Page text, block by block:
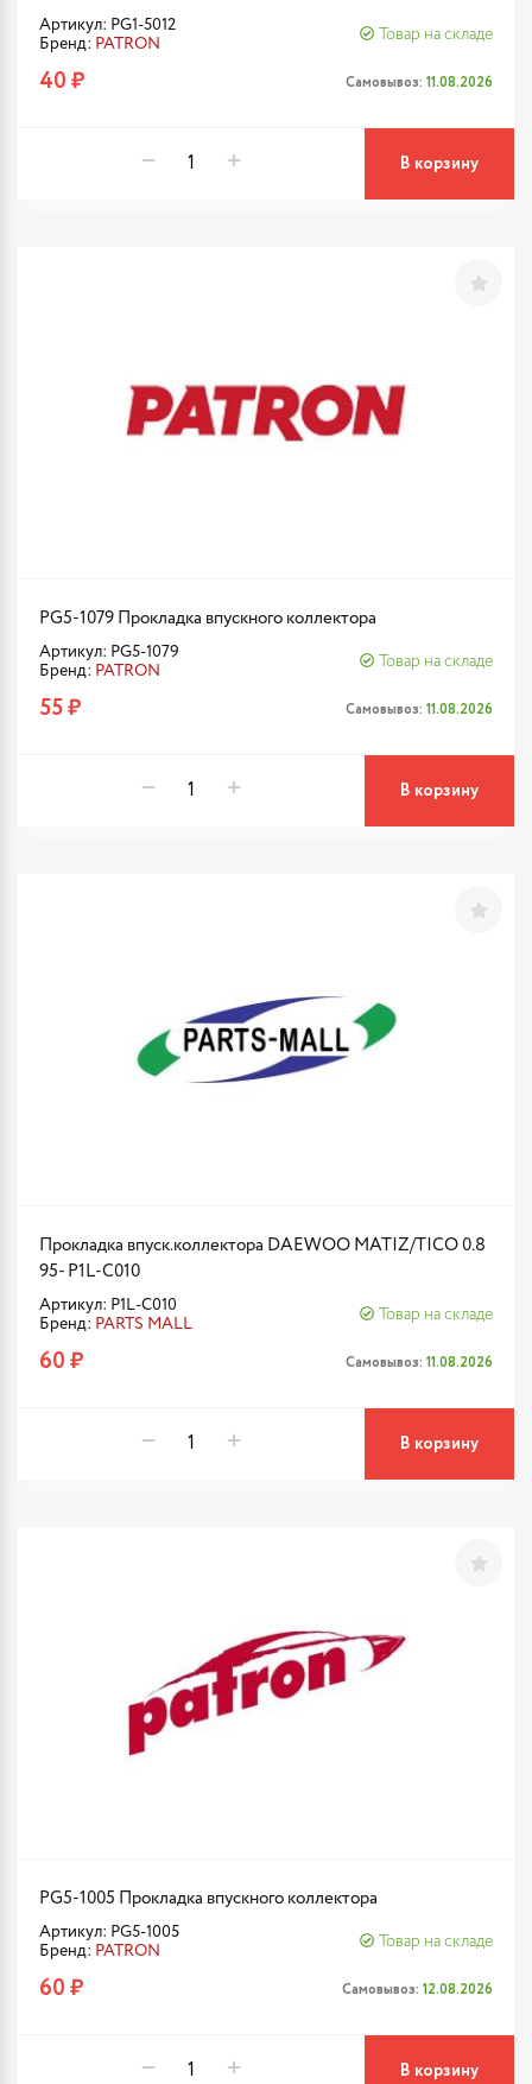
Артикул: PG1-5012
Бренд: PATRON
Товар на складе
40 ₽ Самовывоз: 11.08.2026
В корзину
PG5-1079 Прокладка впускного коллектора
Артикул: PG5-1079
Бренд: PATRON
Товар на складе
55 ₽ Самовывоз: 11.08.2026
В корзину
Прокладка впуск.коллектора DAEWOO MATIZ/TICO 0.8
95- P1L-C010
Артикул: P1L-C010
Бренд: PARTS MALL
Товар на складе
60 ₽ Самовывоз: 11.08.2026
В корзину
PG5-1005 Прокладка впускного коллектора
Артикул: PG5-1005
Бренд: PATRON
Товар на складе
60 ₽ Самовывоз: 12.08.2026
В корзину